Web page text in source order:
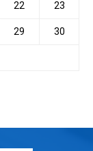
22 23
29 30